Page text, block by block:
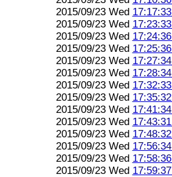
2015/09/23 Wed 17:17:33
2015/09/23 Wed 17:23:33
2015/09/23 Wed 17:24:36
2015/09/23 Wed 17:25:36
2015/09/23 Wed 17:27:34
2015/09/23 Wed 17:28:34
2015/09/23 Wed 17:32:33
2015/09/23 Wed 17:35:32
2015/09/23 Wed 17:41:34
2015/09/23 Wed 17:43:31
2015/09/23 Wed 17:48:32
2015/09/23 Wed 17:56:34
2015/09/23 Wed 17:58:36
2015/09/23 Wed 17:59:37